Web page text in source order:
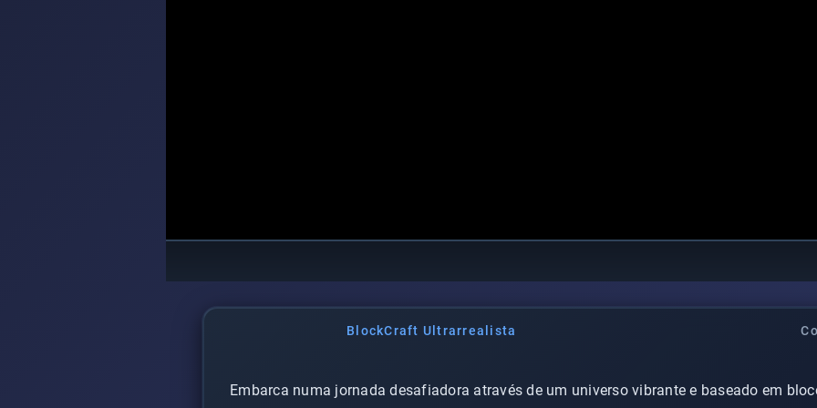
BlockCraft Ultrarrealista
Embarca numa jornada desafiadora através de um universo vibrante e baseado em